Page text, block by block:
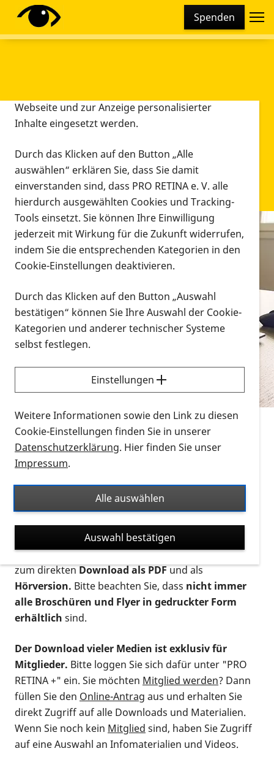
Spenden
Infomaterial
Infomaterial
Vorlesen
Alle Infomaterialien in verschiedenen
Formaten an einem Ort
Sie möchten wissen, wie Sie nach Infonmaterial
suchen und dieses bestellen bzw. herunterladen
können? Schauen Sie sich dieErklärvideos zum
Thema Infomaterial auf der PRO RETINA-Website
für blinde und sehbehinderte Menschen an.
Auf dieser Seite finden Sie sämtliches Infomaterial
Ort. Nutzen Sie den Formatfilter, um ausschließlich
nach Flyern und Broschüren, Audios oder Videos zu
suchen. Die meisten Flyer und Broschüren werden in
verschiedenen Formaten angeboten: zur
postalischen Bestellung als gedruckte Variante
zum direktenDownload als PDFund als
Hörversion. Bitte beachten Sie, dass nicht immer
alle Broschüren und Flyer in gedruckter Form
erhältlich sind.
Der Download vieler Medien ist exklusiv für
Mitglieder. Bitte loggen Sie sich dafür unter "PRO
RETINA +" ein. Sie möchten Mitglied werden? Dann
füllen Sie den Online-Antrag aus und erhalten Sie
direkt Zugriff auf alle Downloads und Materialien.
Wenn Sie noch kein Mitglied sind, haben Sie Zugriff
auf eine Auswahl an Infomaterialien und Videos.
Diese Webseite setzt verschiedene Cookies und
Tracking-Tools ein. Dies beinhaltet Cookies und
Webseite und zur Anzeige personalisierter
Inhalte eingesetzt werden.
Durch das Klicken auf den Button „Alle
auswählen“ erklären Sie, dass Sie damit
einverstanden sind, dass PRO RETINA e. V. alle
hierdurch ausgewählten Cookies und Tracking-
Tools einsetzt. Sie können Ihre Einwilligung
jederzeit mit Wirkung für die Zukunft widerrufen,
indem Sie die entsprechenden Kategorien in den
Cookie-Einstellungen deaktivieren.
Durch das Klicken auf den Button „Auswahl
bestätigen“ können Sie Ihre Auswahl der Cookie-
Kategorien und anderer technischer Systeme
selbst festlegen.
Einstellungen
Weitere Informationen sowie den Link zu diesen
Cookie-Einstellungen finden Sie in unserer
Datenschutzerklärung. Hier finden Sie unser
Impressum.
Alle auswählen
Auswahl bestätigen